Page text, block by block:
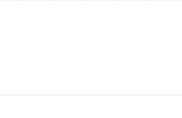
servant à afficher ou